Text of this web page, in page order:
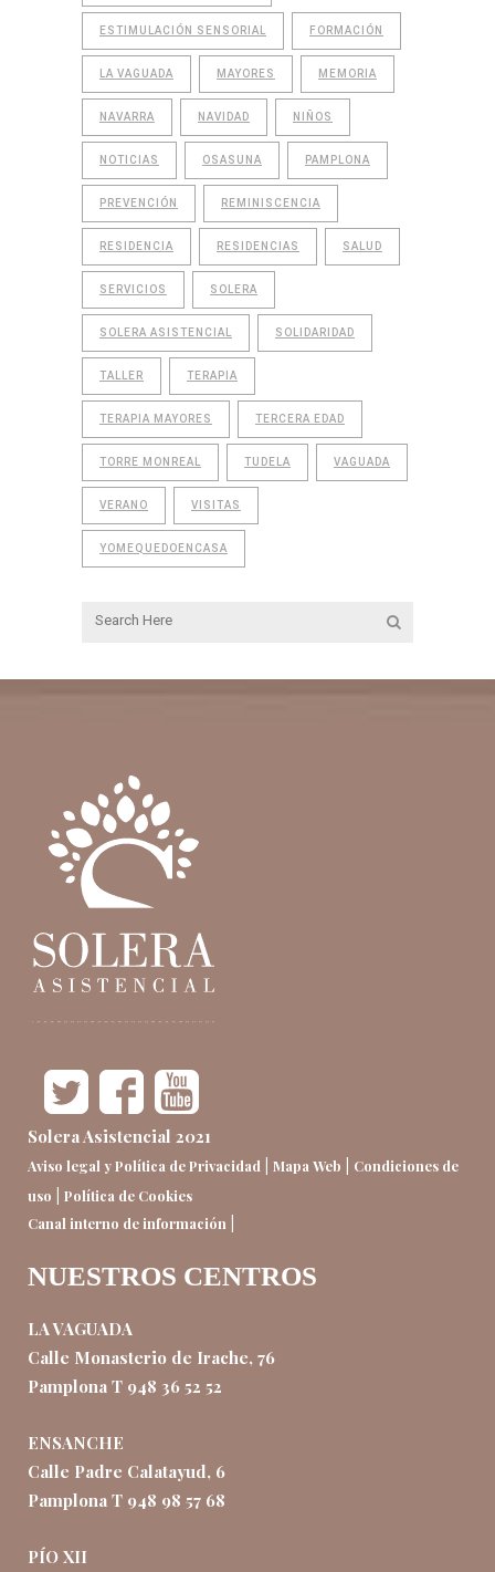
ESTIMULACIÓN SENSORIAL FORMACIÓN
LA VAGUADA MAYORES MEMORIA
NAVARRA NAVIDAD NIÑOS
NOTICIAS OSASUNA PAMPLONA
PREVENCIÓN REMINISCENCIA
RESIDENCIA RESIDENCIAS SALUD
SERVICIOS SOLERA
SOLERA ASISTENCIAL SOLIDARIDAD
TALLER TERAPIA
TERAPIA MAYORES TERCERA EDAD
TORRE MONREAL TUDELA VAGUADA
VERANO VISITAS
YOMEQUEDOENCASA
Solera Asistencial 2021
Aviso legal y Política de Privacidad | Mapa Web | Condiciones de
uso | Política de Cookies
Canal interno de información |
NUESTROS CENTROS
LA VAGUADA
Calle Monasterio de Irache, 76
Pamplona T 948 36 52 52
ENSANCHE
Calle Padre Calatayud, 6
Pamplona T 948 98 57 68
PÍO XII